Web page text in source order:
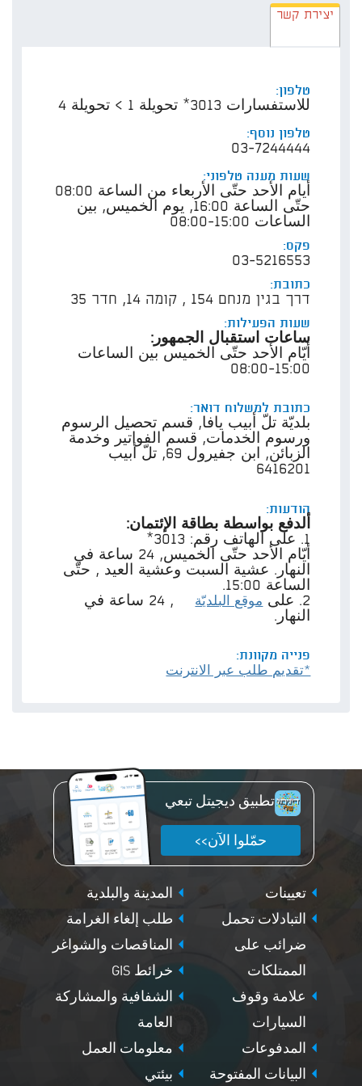
יצירת קשר
טלפון:
للاستفسارات 3013* تحويلة 1 > تحويلة 4
טלפון נוסף:
03-7244444
שעות מענה טלפוני:
​أيام الأحد حتّى الأربعاء من الساعة 08:00
حتّى الساعة 16:00, يوم الخميس, بين
الساعات 15:00-08:00​
פקס:
03-5216553
כתובת:
דרך בגין מנחם 154 , קומה 14, חדר 35
שעות הפעילות:
ساعات استقبال الجمهور:
أيّام الأحد حتّى الخميس بين الساعات
15:00-08:00
כתובת למשלוח דואר:
بلديّة تلّ أبيب يافا, قسم تحصيل الرسوم
ورسوم الخدمات, قسم الفواتير وخدمة
الزبائن, ابن جفيرول 69, تلّ أبيب
6416201
הודעות:
ألدفع بواسطة بطاقة الإئتمان:
1. على الهاتف رقم: 3013*
أيّام الأحد حتّى الخميس, 24 ساعة في
النهار. عشية السبت وعشية العيد , حتّى
الساعة 15:00.
2. على
موقع البلديّة​
, 24 ساعة في
النهار.​
פנייה מקוונת:
*تقديم طلب عبر الانترنت
تطبيق ديجيتل تبعي
حمّلوا الآن>>
تعيينات
المدينة والبلدية
التبادلات تحمل
ضرائب على
الممتلكات
طلب إلغاء الغرامة
المناقصات والشواغر
خرائط GIS
علامة وقوف
السيارات
الشفافية والمشاركة
العامة
المدفوعات
معلومات العمل
البيانات المفتوحة
بيئتي